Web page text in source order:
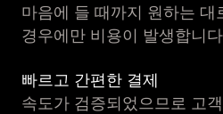
마음에 들 때까지 원하는 대
경우에만 비용이 발생합니
빠르고 간편한 결제
속도가 검증되었으므로 고